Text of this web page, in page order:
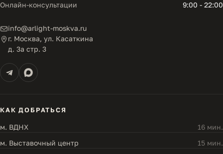
Онлайн-консультации 9:00 - 22:00
info@arlight-moskva.ru
г. Москва, ул. Касаткина
д. 3а стр. 3
КАК ДОБРАТЬСЯ
м. ВДНХ
16 мин.
м. Выставочный центр
15 мин.